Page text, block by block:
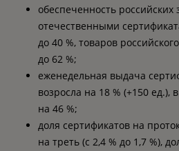
обеспеченность российских
отечественными
до 40 %, товаров
до 62 %;
еженедельная выдача
возросла на 18 % (+150
на 46 %;
доля сертификатов на
на треть (с 2,4 % до 1,7 %),